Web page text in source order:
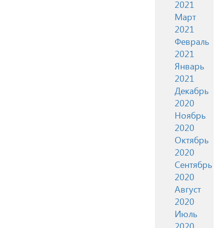
2021
Март
2021
Февраль
2021
Январь
2021
Декабрь
2020
Ноябрь
2020
Октябрь
2020
Сентябрь
2020
Август
2020
Июль